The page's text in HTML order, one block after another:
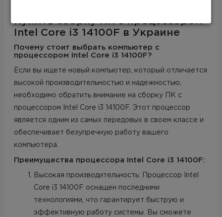
Купить сборку ПК с процессором
Intel Core i3 14100F в Украине
Почему стоит выбрать компьютер с
процессором Intel Core i3 14100F?
Если вы ищете новый компьютер, который отличается
высокой производительностью и надежностью,
необходимо обратить внимание на сборку ПК с
процессором Intel Core i3 14100F. Этот процессор
является одним из самых передовых в своем классе и
обеспечивает безупречную работу вашего
компьютера.
Преимущества процессора Intel Core i3 14100F:
Высокая производительность: Процессор Intel
Core i3 14100F оснащен последними
технологиями, что гарантирует быструю и
эффективную работу системы. Вы сможете